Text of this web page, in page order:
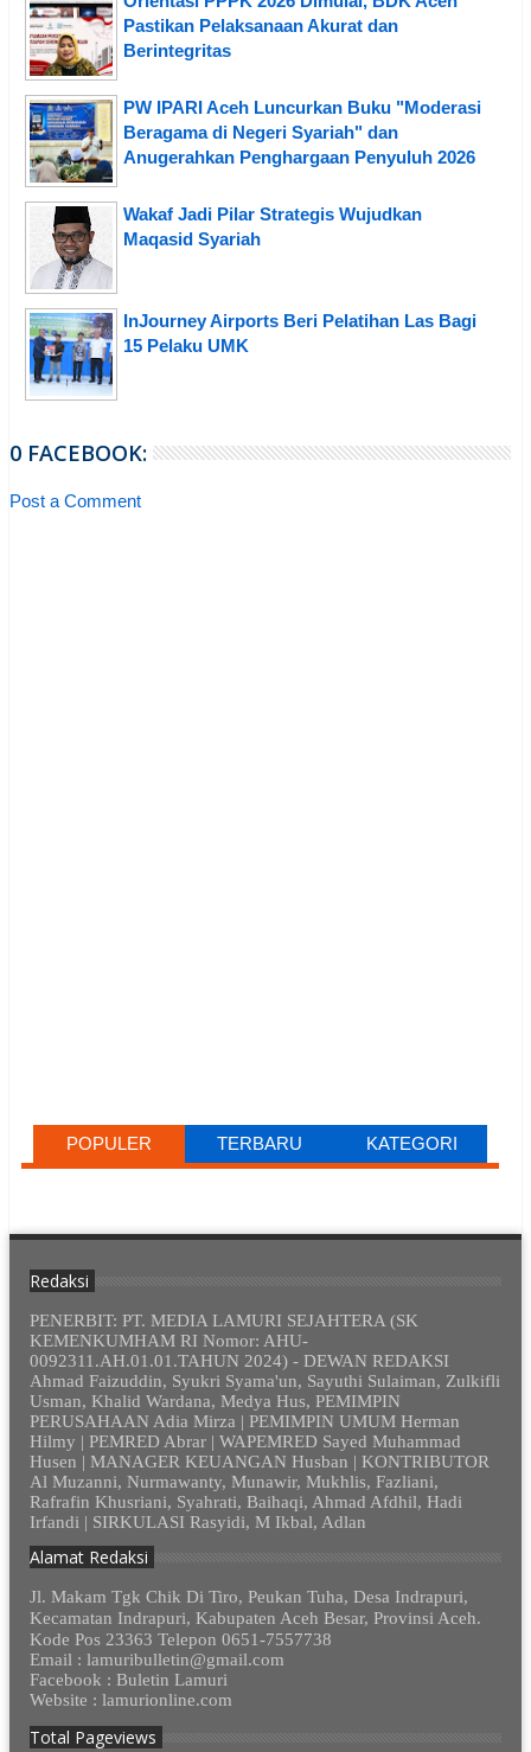
Pastikan Pelaksanaan Akurat dan
Berintegritas
PW IPARI Aceh Luncurkan Buku "Moderasi
Beragama di Negeri Syariah" dan
Anugerahkan Penghargaan Penyuluh 2026
Wakaf Jadi Pilar Strategis Wujudkan
Maqasid Syariah
InJourney Airports Beri Pelatihan Las Bagi
15 Pelaku UMK
0 FACEBOOK:
Post a Comment
POPULER TERBARU KATEGORI
Redaksi
PENERBIT: PT. MEDIA LAMURI SEJAHTERA (SK
KEMENKUMHAM RI Nomor: AHU-
0092311.AH.01.01.TAHUN 2024) - DEWAN REDAKSI
Ahmad Faizuddin, Syukri Syama'un, Sayuthi Sulaiman, Zulkifli
Usman, Khalid Wardana, Medya Hus, PEMIMPIN
PERUSAHAAN Adia Mirza | PEMIMPIN UMUM Herman
Hilmy | PEMRED Abrar | WAPEMRED Sayed Muhammad
Husen | MANAGER KEUANGAN Husban | KONTRIBUTOR
Al Muzanni, Nurmawanty, Munawir, Mukhlis, Fazliani,
Rafrafin Khusriani, Syahrati, Baihaqi, Ahmad Afdhil, Hadi
Irfandi | SIRKULASI Rasyidi, M Ikbal, Adlan
Alamat Redaksi
Jl. Makam Tgk Chik Di Tiro, Peukan Tuha, Desa Indrapuri,
Kecamatan Indrapuri, Kabupaten Aceh Besar, Provinsi Aceh.
Kode Pos 23363 Telepon 0651-7557738
Email : lamuribulletin@gmail.com
Facebook : Buletin Lamuri
Website : lamurionline.com
Total Pageviews